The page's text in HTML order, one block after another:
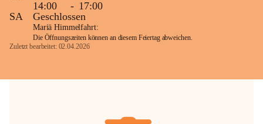
14:00
- 17:00
SA
Geschlossen
Mariä Himmelfahrt:
Die Öffnungszeiten können an diesem Feiertag abweichen.
Zuletzt bearbeitet: 02.04.2026